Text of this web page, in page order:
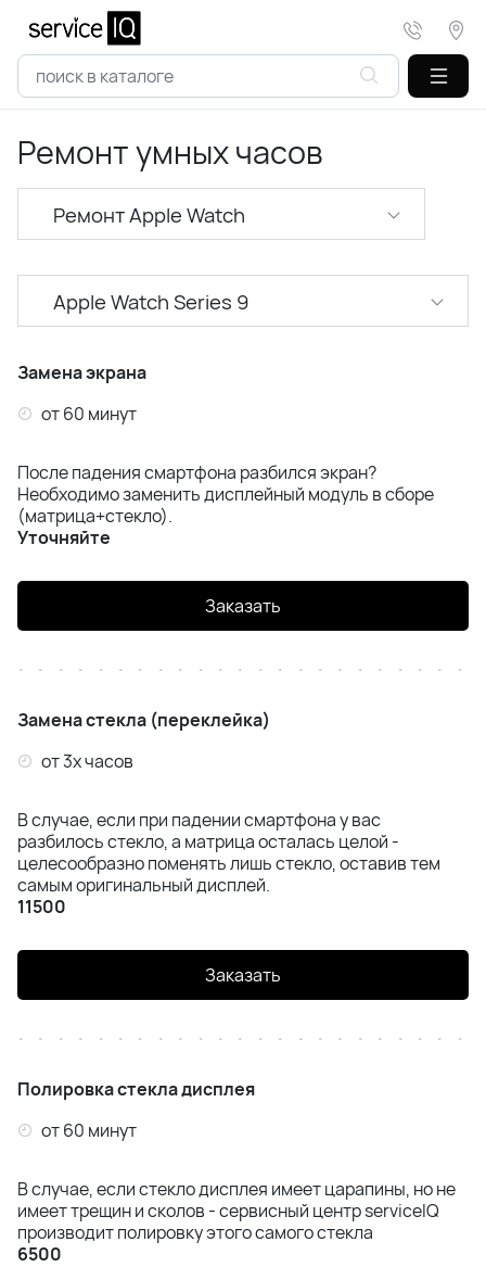
Ремонт умных часов
Ремонт Apple Watch
Apple Watch Series 6
Apple Watch Series 8
Apple Watch Series 9
Apple Watch SE2023/SE2024
Apple Watch Ultra
Apple Watch Ultra 2
Замена экрана
от 60 минут
После падения смартфона разбился экран?
Необходимо заменить дисплейный модуль в сборе
(матрица+стекло).
Уточняйте
Заказать
Замена стекла (переклейка)
от 3х часов
В случае, если при падении смартфона у вас
разбилось стекло, а матрица осталась целой -
целесообразно поменять лишь стекло, оставив тем
самым оригинальный дисплей.
11500
Заказать
Полировка стекла дисплея
от 60 минут
В случае, если стекло дисплея имеет царапины, но не
имеет трещин и сколов - сервисный центр serviceIQ
производит полировку этого самого стекла
6500